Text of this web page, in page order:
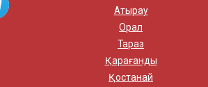
Атырау
Орал
Тараз
Қарағанды
Қостанай